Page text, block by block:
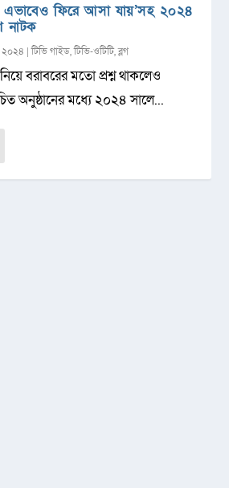
ফিরে আসা যায়’সহ ২০২৪
নাটক
২০২৪ |টিভি গাইড,টিভি-ওটিটি,ব্লগ
বরাবরের মতো প্রশ্ন থাকলেও
অনুষ্ঠানের মধ্যে ২০২৪ সালে...